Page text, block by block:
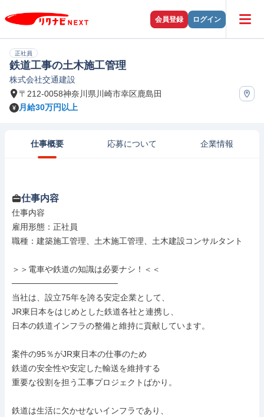
会員登録 ログイン
正社員
鉄道工事の土木施工管理
株式会社交通建設
〒212-0058神奈川県川崎市幸区鹿島田
月給30万円以上
仕事概要 応募について 企業情報
仕事内容
仕事内容
雇用形態：正社員
職種：建築施工管理、土木施工管理、土木建設コンサルタント
＞＞電車や鉄道の知識は必要ナシ！＜＜
──────────────────
当社は、設立75年を誇る安定企業として、
JR東日本をはじめとした鉄道各社と連携し、
日本の鉄道インフラの整備と維持に貢献しています。
案件の95％がJR東日本の仕事のため
鉄道の安全性や安定した輸送を維持する
重要な役割を担う工事プロジェクトばかり。
鉄道は生活に欠かせないインフラであり、